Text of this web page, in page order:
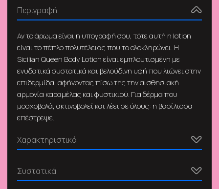
Περιγραφή
Αν το άρωμα είναι η υπογραφή σου, τότε αυτή η lotion
είναι το πέπλο πολυτέλειας που το ολοκληρώνει. Η
Sicilian Queen Body Lotion είναι εμπλουτισμένη με
ενυδατικά συστατικά και βελούδινη υφή που λιώνει στην
επιδερμίδα, αφήνοντας πίσω της την αισθησιακή
αρμονία καραμέλας και φυστικιού. Για δέρμα που
μοσχοβολά, ακτινοβολεί και λέει σε όλους: η βασίλισσα
επέστρεψε.
Χαρακτηριστικά
Συστατικά